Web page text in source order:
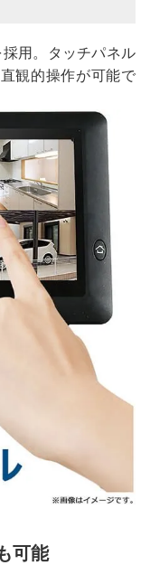
用。タッチパネル
観的操作が可能で
可能